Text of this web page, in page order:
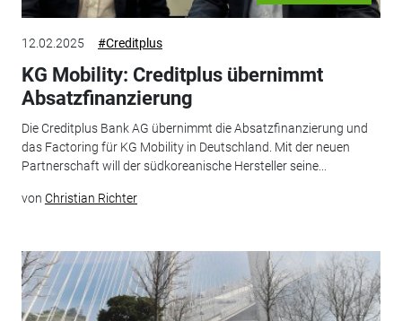
12.02.2025 #Creditplus
KG Mobility: Creditplus übernimmt
Absatzfinanzierung
Die Creditplus Bank AG übernimmt die Absatzfinanzierung und
das Factoring für KG Mobility in Deutschland. Mit der neuen
Partnerschaft will der südkoreanische Hersteller seine...
von Christian Richter